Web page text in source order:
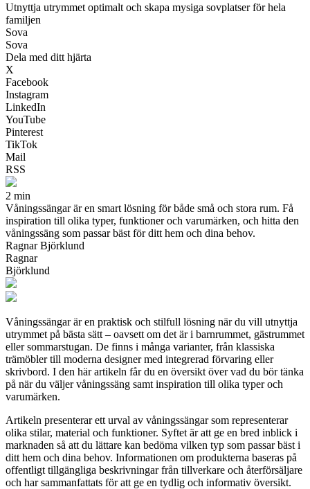
Utnyttja utrymmet optimalt och skapa mysiga sovplatser för hela
familjen
Sova
Sova
Dela med ditt hjärta
X
Facebook
Instagram
LinkedIn
YouTube
Pinterest
TikTok
Mail
RSS
2 min
Våningssängar är en smart lösning för både små och stora rum. Få
inspiration till olika typer, funktioner och varumärken, och hitta den
våningssäng som passar bäst för ditt hem och dina behov.
Ragnar Björklund
Ragnar
Björklund
Våningssängar är en praktisk och stilfull lösning när du vill utnyttja
utrymmet på bästa sätt – oavsett om det är i barnrummet, gästrummet
eller sommarstugan. De finns i många varianter, från klassiska
trämöbler till moderna designer med integrerad förvaring eller
skrivbord. I den här artikeln får du en översikt över vad du bör tänka
på när du väljer våningssäng samt inspiration till olika typer och
varumärken.
Artikeln presenterar ett urval av våningssängar som representerar
olika stilar, material och funktioner. Syftet är att ge en bred inblick i
marknaden så att du lättare kan bedöma vilken typ som passar bäst i
ditt hem och dina behov. Informationen om produkterna baseras på
offentligt tillgängliga beskrivningar från tillverkare och återförsäljare
och har sammanfattats för att ge en tydlig och informativ översikt.